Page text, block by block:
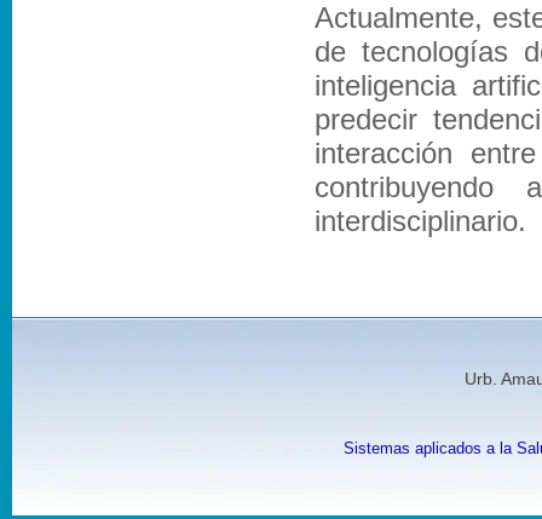
Actualmente,
de tecnologías
inteligencia
predecir
interacción
interdisciplinario.
Urb.
Sistemas aplicados a la